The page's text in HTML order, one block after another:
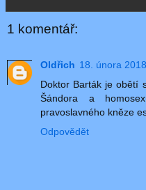
1 komentář:
Oldřich 18. února
Doktor Barták je obětí
Šándora a
pravoslavného kněze
Odpovědět